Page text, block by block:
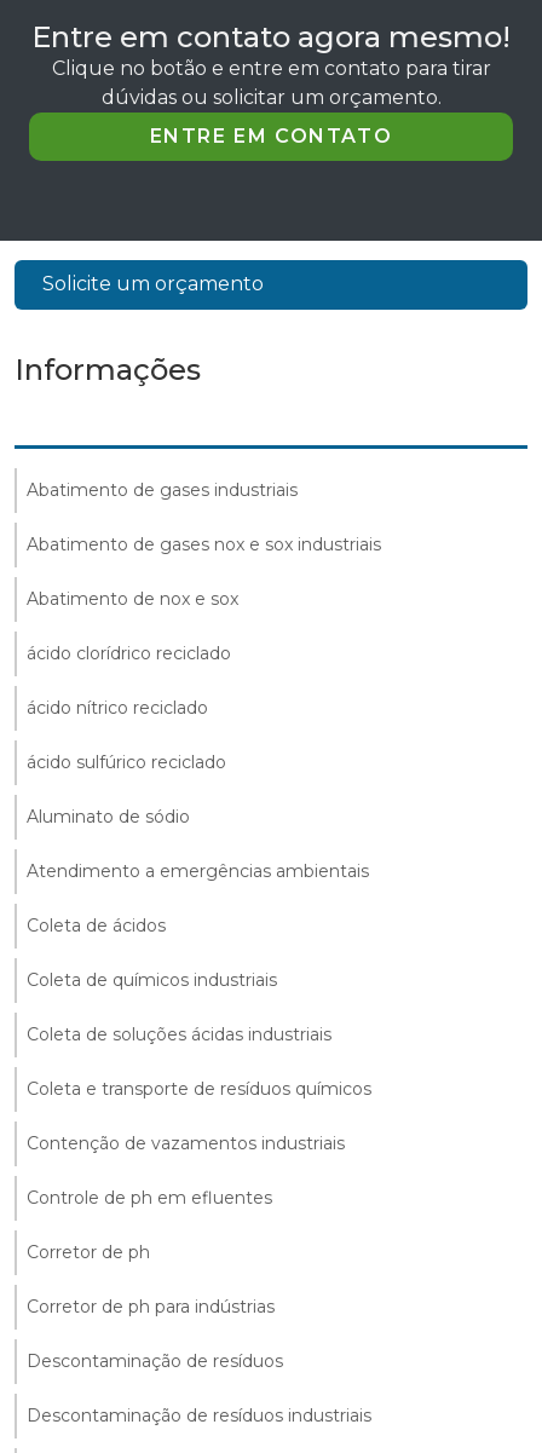
Entre em contato agora mesmo!
Clique no botão e entre em contato para tirar
dúvidas ou solicitar um orçamento.
ENTRE EM CONTATO
Solicite um orçamento
Informações
Abatimento de gases industriais
Abatimento de gases nox e sox industriais
Abatimento de nox e sox
ácido clorídrico reciclado
ácido nítrico reciclado
ácido sulfúrico reciclado
Aluminato de sódio
Atendimento a emergências ambientais
Coleta de ácidos
Coleta de químicos industriais
Coleta de soluções ácidas industriais
Coleta e transporte de resíduos químicos
Contenção de vazamentos industriais
Controle de ph em efluentes
Corretor de ph
Corretor de ph para indústrias
Descontaminação de resíduos
Descontaminação de resíduos industriais